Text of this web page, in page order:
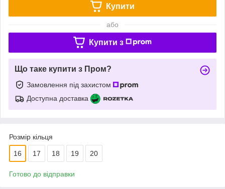
Купити
або
Купити з
Що таке купити з Пром?
Замовлення під захистом
Доступна доставка
Розмір кільця
16 17 18 19 20
Готово до відправки